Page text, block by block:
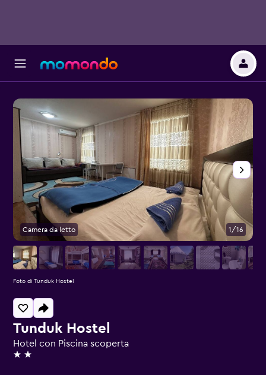
Tunduk Hostel
Hotel con Piscina scoperta
2 stelle
Camera da letto 1/16
Foto di Tunduk Hostel